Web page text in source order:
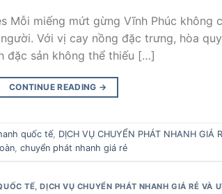
Mỗi miếng mứt gừng Vĩnh Phúc không
Với vị cay nồng đặc trưng, hòa
đặc sản không thể thiếu […]
CONTINUE READING →
quốc tế, DỊCH VỤ CHUYỂN PHÁT NHANH GIÁ
, chuyển phát nhanh giá rẻ
TẾ,DỊCH VỤ CHUYỂN PHÁT NHANH GIÁ RẺ VÀ